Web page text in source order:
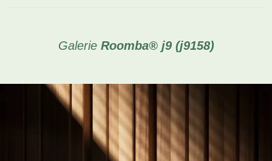
GalerieRoomba® j9 (j9158)